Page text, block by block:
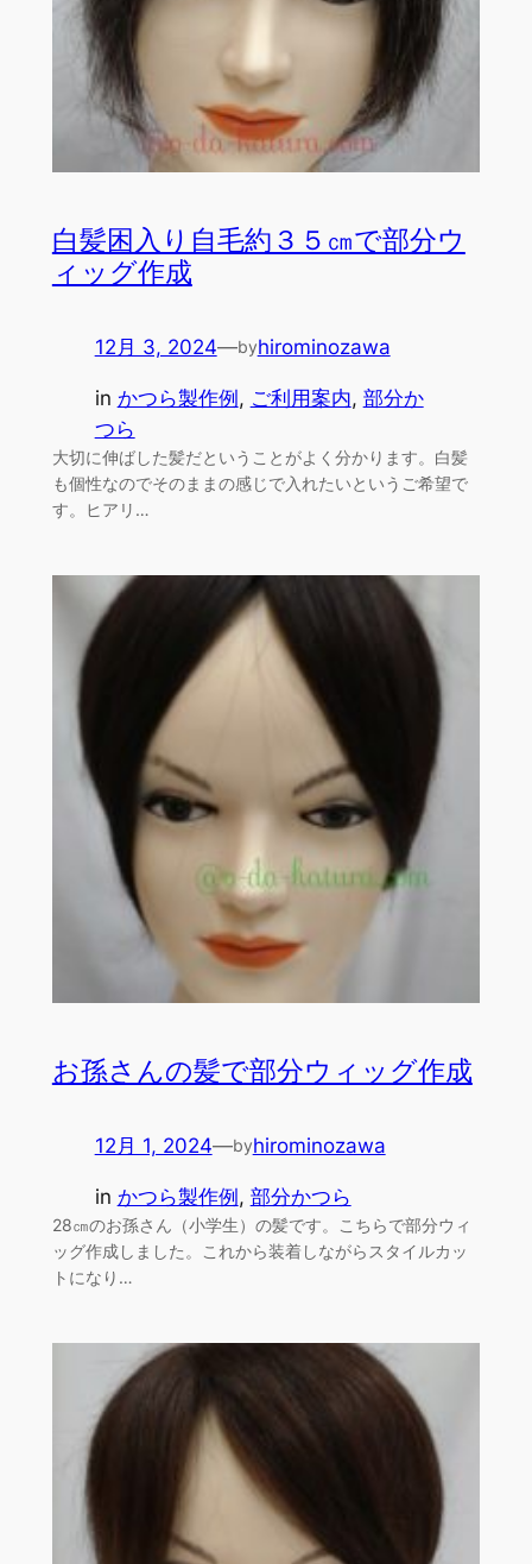
白髪困入り自毛約３５㎝で部分ウ
ィッグ作成
12月 3, 2024—byhirominozawa
in かつら製作例, ご利用案内, 部分か
つら
大切に伸ばした髪だということがよく分かります。白髪
も個性なのでそのままの感じで入れたいというご希望で
す。ヒアリ…
お孫さんの髪で部分ウィッグ作成
12月 1, 2024—byhirominozawa
in かつら製作例, 部分かつら
28㎝のお孫さん（小学生）の髪です。こちらで部分ウィ
ッグ作成しました。これから装着しながらスタイルカッ
トになり…